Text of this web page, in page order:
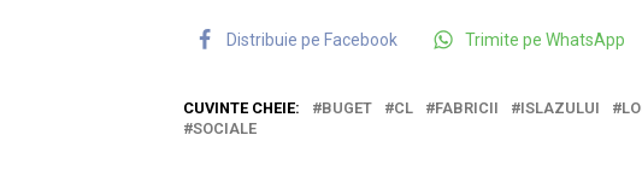
Distribuie pe Facebook Trimite pe WhatsApp
CUVINTE CHEIE: BUGET CL FABRICII ISLAZULUI
SOCIALE